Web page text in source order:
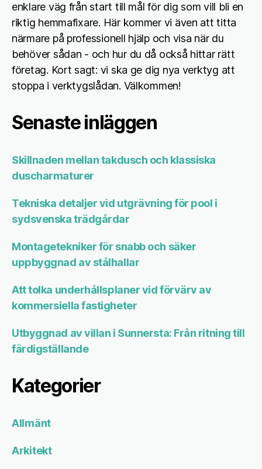
enklare väg från start till mål för dig som vill bli en
riktig hemmafixare. Här kommer vi även att titta
närmare på professionell hjälp och visa när du
behöver sådan - och hur du då också hittar rätt
företag. Kort sagt: vi ska ge dig nya verktyg att
stoppa i verktygslådan. Välkommen!
Senaste inläggen
Skillnaden mellan takdusch och klassiska
duscharmaturer
Tekniska detaljer vid utgrävning för pool i
sydsvenska trädgårdar
Montagetekniker för snabb och säker
uppbyggnad av stålhallar
Att tolka underhållsplaner vid förvärv av
kommersiella fastigheter
Utbyggnad av villan i Sunnersta: Från ritning till
färdigställande
Kategorier
Allmänt
Arkitekt